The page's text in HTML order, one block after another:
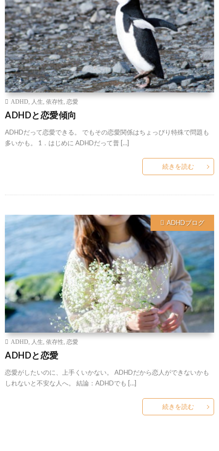
ADHD, 人生, 依存性, 恋愛
ADHDと恋愛傾向
ADHDだって恋愛できる。 でもその恋愛関係はちょっぴり特殊で問題も
多いかも。 1．はじめに ADHDだって普 […]
続きを読む
ADHDブログ
ADHD, 人生, 依存性, 恋愛
ADHDと恋愛
恋愛がしたいのに、上手くいかない。 ADHDだから恋人ができないかも
しれないと不安な人へ。 結論：ADHDでも […]
続きを読む